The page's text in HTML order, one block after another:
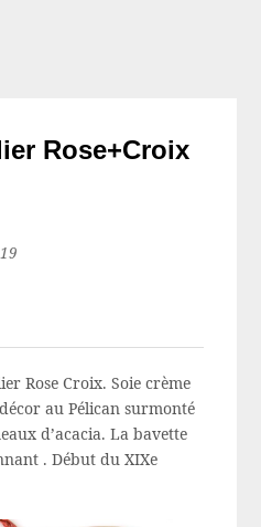
Rose+Croix
Rose Croix. Soie crème
au Pélican surmonté
d’acacia. La bavette
. Début du XIXe